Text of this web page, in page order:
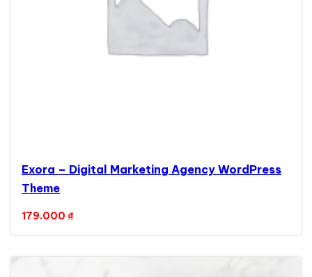
Exora – Digital Marketing Agency WordPress
Theme
179.000 ₫